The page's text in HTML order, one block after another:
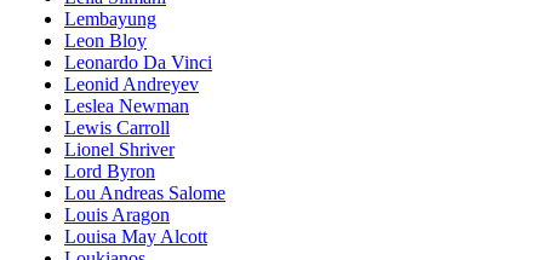
Lembayung
Leon Bloy
Leonardo Da Vinci
Leonid Andreyev
Leslea Newman
Lewis Carroll
Lionel Shriver
Lord Byron
Lou Andreas Salome
Louis Aragon
Louisa May Alcott